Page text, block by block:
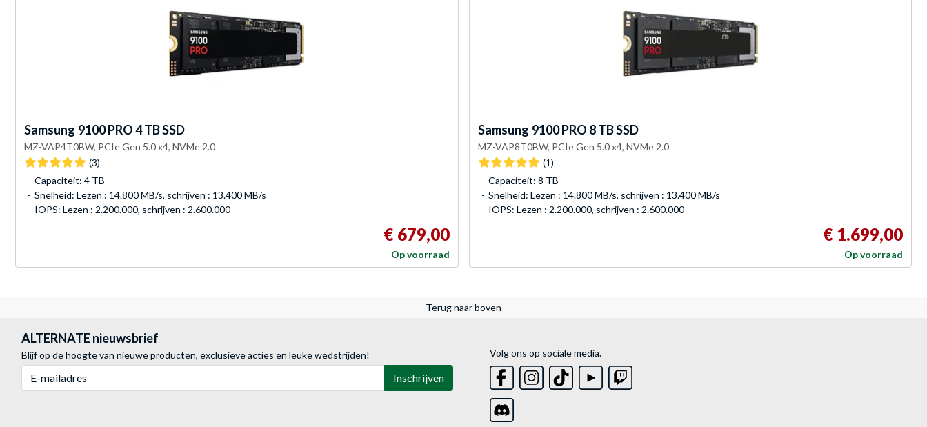
Samsung 9100 PRO 4 TB SSD
MZ-VAP4T0BW, PCIe Gen 5.0 x4, NVMe 2.0
(3)
Capaciteit: 4 TB
Snelheid: Lezen : 14.800 MB/s, schrijven : 13.400 MB/s
IOPS: Lezen : 2.200.000, schrijven : 2.600.000
€ 679,00
Op voorraad
Samsung 9100 PRO 8 TB SSD
MZ-VAP8T0BW, PCIe Gen 5.0 x4, NVMe 2.0
(1)
Capaciteit: 8 TB
Snelheid: Lezen : 14.800 MB/s, schrijven : 13.400 MB/s
IOPS: Lezen : 2.200.000, schrijven : 2.600.000
€ 1.699,00
Op voorraad
Terug naar boven
ALTERNATE nieuwsbrief
Blijf op de hoogte van nieuwe producten, exclusieve acties en leuke wedstrijden!
Inschrijven
Volg ons op sociale media.